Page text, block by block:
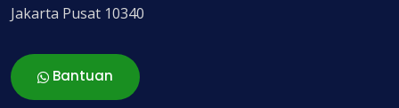
Jakarta Pusat 10340
Bantuan